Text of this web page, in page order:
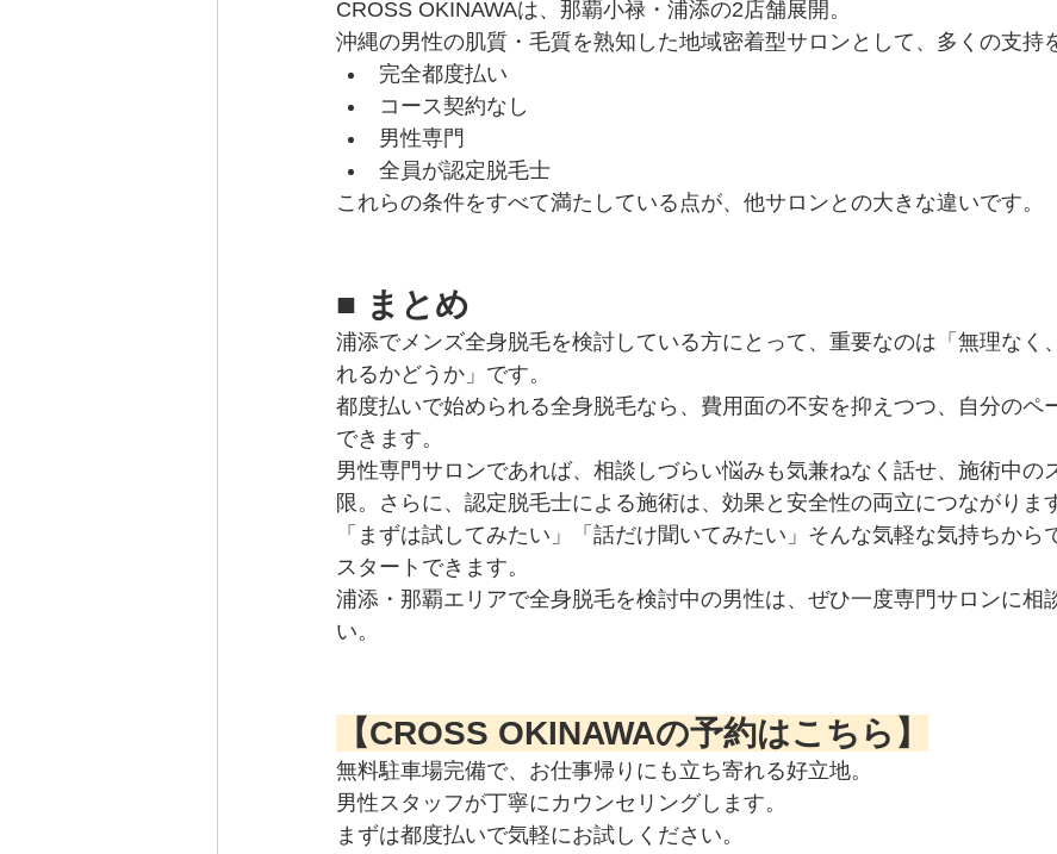
CROSS OKINAWAは、那覇小禄・浦添の2店舗展開。
沖縄の男性の肌質・毛質を熟知した地域密着型サロンとして、多くの支持
完全都度払い
コース契約なし
男性専門
全員が認定脱毛士
これらの条件をすべて満たしている点が、他サロンとの大きな違いです。
■ まとめ
浦添でメンズ全身脱毛を検討している方にとって、重要なのは「無理なく
れるかどうか」です。
都度払いで始められる全身脱毛なら、費用面の不安を抑えつつ、自分のペ
できます。
男性専門サロンであれば、相談しづらい悩みも気兼ねなく話せ、施術中の
限。さらに、認定脱毛士による施術は、効果と安全性の両立につながりま
「まずは試してみたい」「話だけ聞いてみたい」そんな気軽な気持ちから
スタートできます。
浦添・那覇エリアで全身脱毛を検討中の男性は、ぜひ一度専門サロンに相
い。
【CROSS OKINAWAの予約はこちら】
無料駐車場完備で、お仕事帰りにも立ち寄れる好立地。
男性スタッフが丁寧にカウンセリングします。
まずは都度払いで気軽にお試しください。